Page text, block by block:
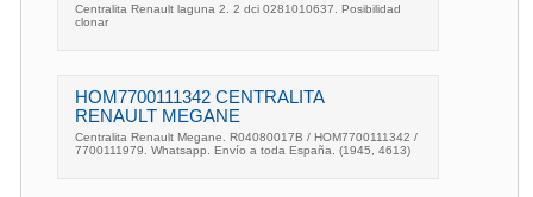
Centralita Renault laguna 2. 2 dci 0281010637. Posibilidad
clonar
HOM7700111342 CENTRALITA
RENAULT MEGANE
Centralita Renault Megane. R04080017B / HOM7700111342 /
7700111979. Whatsapp. Envío a toda España. (1945, 4613)